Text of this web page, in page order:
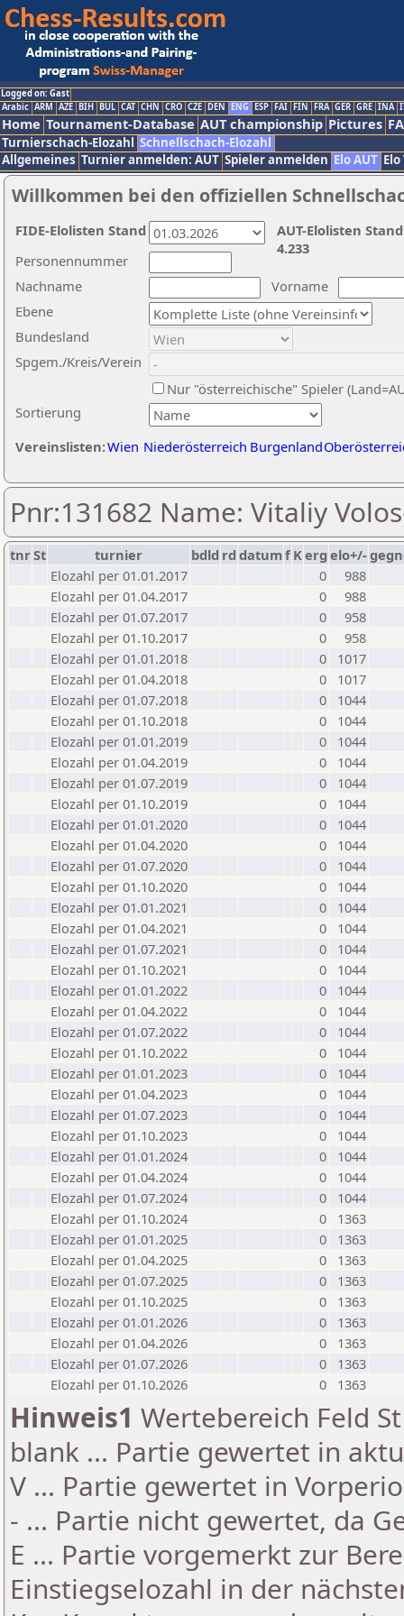
Logged on: Gast
Arabic ARM AZE BIH BUL CAT CHN CRO CZE DEN ENG ESP FAI FIN FRA GER GRE INA
Home Tournament-Database AUT championship Pictures
Turnierschach-Elozahl Schnellschach-Elozahl
Allgemeines Turnier anmelden: AUT Spieler anmelden Elo AUT
Willkommen bei den offiziellen
Nachname
Vorname
Ebene
Sortierung
Personennummer
Bundesland
Spgem./Kreis/Verein
Nur "österreichische" Spieler
Vereinslisten:Wien Niederösterreich Burgenland
AUT-Elolisten
4.233
FIDE-Elolisten Stand
Pnr:131682 Name: Vitaliy
tnrSt turnier bdld rd datumf Kerg elo+/-
Elozahl per 01.01.2017
0
988
Elozahl per 01.04.2017
0
988
Elozahl per 01.07.2017
0
958
Elozahl per 01.10.2017
0
958
Elozahl per 01.01.2018
0
1017
Elozahl per 01.04.2018
0
1017
Elozahl per 01.07.2018
0
1044
Elozahl per 01.10.2018
0
1044
Elozahl per 01.01.2019
0
1044
Elozahl per 01.04.2019
0
1044
Elozahl per 01.07.2019
0
1044
Elozahl per 01.10.2019
0
1044
Elozahl per 01.01.2020
0
1044
Elozahl per 01.04.2020
0
1044
Elozahl per 01.07.2020
0
1044
Elozahl per 01.10.2020
0
1044
Elozahl per 01.01.2021
0
1044
Elozahl per 01.04.2021
0
1044
Elozahl per 01.07.2021
0
1044
Elozahl per 01.10.2021
0
1044
Elozahl per 01.01.2022
0
1044
Elozahl per 01.04.2022
0
1044
Elozahl per 01.07.2022
0
1044
Elozahl per 01.10.2022
0
1044
Elozahl per 01.01.2023
0
1044
Elozahl per 01.04.2023
0
1044
Elozahl per 01.07.2023
0
1044
Elozahl per 01.10.2023
0
1044
Elozahl per 01.01.2024
0
1044
Elozahl per 01.04.2024
0
1044
Elozahl per 01.07.2024
0
1044
Elozahl per 01.10.2024
0
1363
Elozahl per 01.01.2025
0
1363
Elozahl per 01.04.2025
0
1363
Elozahl per 01.07.2025
0
1363
Elozahl per 01.10.2025
0
1363
Elozahl per 01.01.2026
0
1363
Elozahl per 01.04.2026
0
1363
Elozahl per 01.07.2026
0
1363
Elozahl per 01.10.2026
0 1363
Hinweis1 Wertebereich Feld
blank ... Partie gewertet in
V ... Partie gewertet in
- ... Partie nicht gewertet, da
E ... Partie vorgemerkt zur
Einstiegselozahl in der